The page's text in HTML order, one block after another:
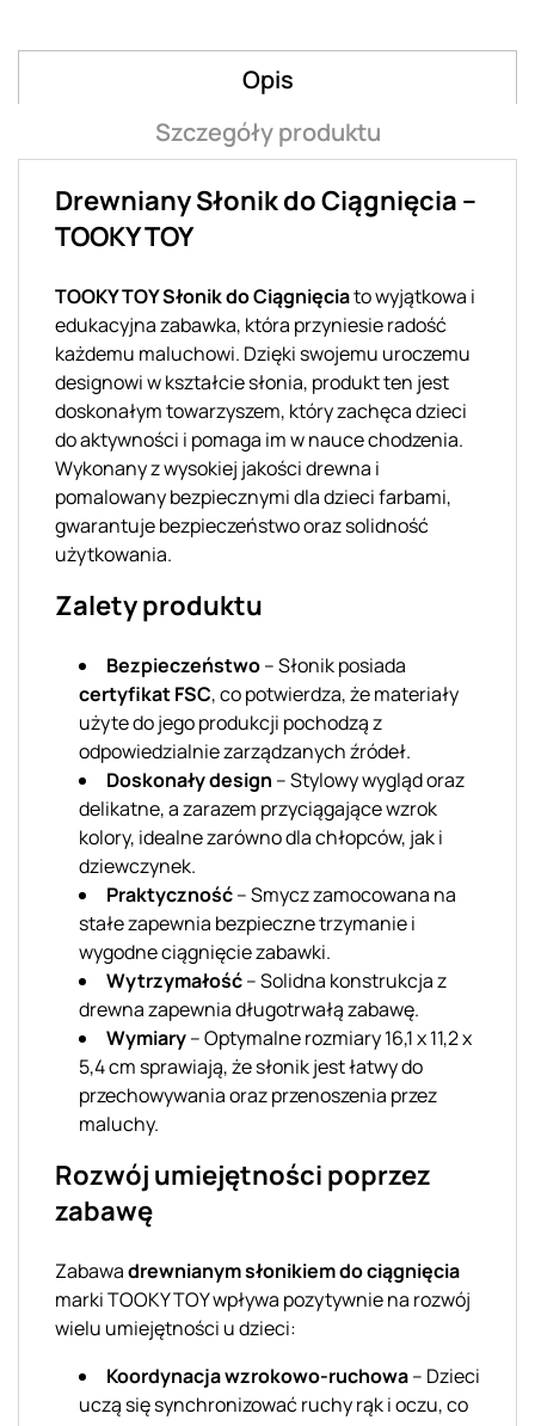
Opis
Szczegóły produktu
Drewniany Słonik do Ciągnięcia –
TOOKY TOY
TOOKY TOY Słonik do Ciągnięciato wyjątkowa i
edukacyjna zabawka, która przyniesie radość
każdemu maluchowi. Dzięki swojemu uroczemu
designowi w kształcie słonia, produkt ten jest
doskonałym towarzyszem, który zachęca dzieci
do aktywności i pomaga im w nauce chodzenia.
Wykonany z wysokiej jakości drewna i
pomalowany bezpiecznymi dla dzieci farbami,
gwarantuje bezpieczeństwo oraz solidność
użytkowania.
Zalety produktu
Bezpieczeństwo– Słonik posiada
certyfikat FSC, co potwierdza, że materiały
użyte do jego produkcji pochodzą z
odpowiedzialnie zarządzanych źródeł.
Doskonały design – Stylowy wygląd oraz
delikatne, a zarazem przyciągające wzrok
kolory, idealne zarówno dla chłopców, jak i
dziewczynek.
Praktyczność– Smycz zamocowana na
stałe zapewnia bezpieczne trzymanie i
wygodne ciągnięcie zabawki.
Wytrzymałość– Solidna konstrukcja z
drewna zapewnia długotrwałą zabawę.
Wymiary– Optymalne rozmiary 16,1 x 11,2 x
5,4 cm sprawiają, że słonik jest łatwy do
przechowywania oraz przenoszenia przez
maluchy.
Rozwój umiejętności poprzez
zabawę
Zabawadrewnianym słonikiem do ciągnięcia
marki TOOKY TOY wpływa pozytywnie na rozwój
wielu umiejętności u dzieci:
Koordynacja wzrokowo-ruchowa– Dzieci
uczą się synchronizować ruchy rąk i oczu, co